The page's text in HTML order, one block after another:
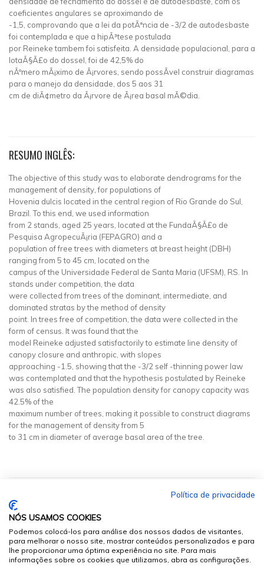
coeficientes angulares se aproximando de
-1,5, comprovando que a lei da potÃªncia de -3/2 de autodesbaste
foi contemplada e que a hipÃ³tese postulada
por Reineke tambem foi satisfeita. A densidade populacional, para a
lotaÃ§Ã£o do dossel, foi de 42,5% do
nÃºmero mÃ¡ximo de Ã¡rvores, sendo possÃ­vel construir diagramas
para o manejo da densidade, dos 5 aos 31
cm de diÃ¢metro da Ã¡rvore de Ã¡rea basal mÃ©dia.
RESUMO INGLÊS:
The objective of this study was to elaborate dendrograms for the
management of density, for populations of
Hovenia dulcis located in the central region of Rio Grande do Sul,
Brazil. To this end, we used information
from 2 stands, aged 25 years, located at the FundaÃ§Ã£o de
Pesquisa AgropecuÃ¡ria (FEPAGRO) and a
population of free trees with diameters at breast height (DBH)
ranging from 5 to 45 cm, located on the
campus of the Universidade Federal de Santa Maria (UFSM), RS. In
stands under competition, the data
were collected from trees of the dominant, intermediate, and
dominated stratas by the method of density
point. In trees free of competition, the data were collected in the
form of census. It was found that the
model Reineke adjusted satisfactorily to estimate line density of
canopy closure and anthropic, with slopes
approaching -1.5, showing that the -3/2 self -thinning power law
was contemplated and that the hypothesis postulated by Reineke
was also satisfied. The population density for canopy capacity was
42.5% of the
maximum number of trees, making it possible to construct diagrams
for the management of density from 5
to 31 cm in diameter of average basal area of the tree.
Política de privacidade
NÓS USAMOS COOKIES
Podemos colocá-los para análise dos nossos dados de visitantes,
para melhorar o nosso site, mostrar conteúdos personalizados e para
lhe proporcionar uma óptima experiência no site. Para mais
informações sobre os cookies que utilizamos, abra as configurações.